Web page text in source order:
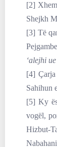
[2]
Shejkh
[3] Të
‘alejhi
[4]
Sahihun
[5] Ky
vogël,
Hizbut-